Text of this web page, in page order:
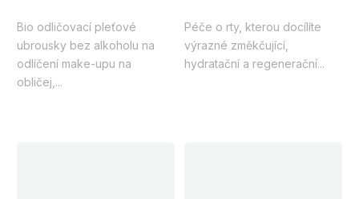
5
hvězdiček.
Bio odličovací pleťové
ubrousky bez alkoholu na
odlíčení make-upu na
obličej,...
5
hvězdiček.
Péče o rty, kterou docílíte
výrazné změkčující,
hydratační a regenerační...